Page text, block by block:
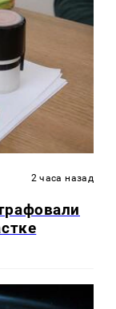
2 часа назад